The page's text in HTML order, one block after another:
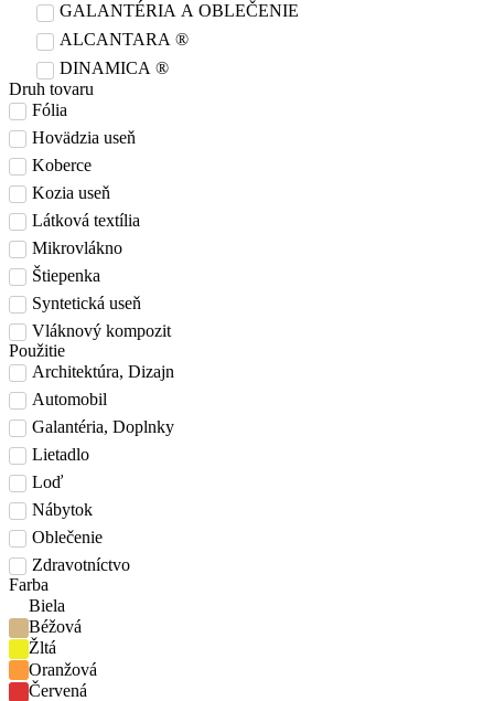
GALANTÉRIA A OBLEČENIE
ALCANTARA ®
DINAMICA ®
Druh tovaru
Fólia
Hovädzia useň
Koberce
Kozia useň
Látková textília
Mikrovlákno
Štiepenka
Syntetická useň
Vláknový kompozit
Použitie
Architektúra, Dizajn
Automobil
Galantéria, Doplnky
Lietadlo
Loď
Nábytok
Oblečenie
Zdravotníctvo
Farba
Biela
Béžová
Žltá
Oranžová
Červená